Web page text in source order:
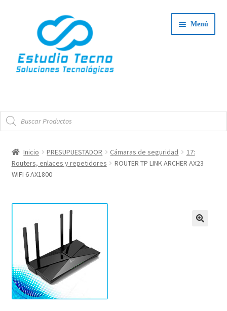
navegación
contenido
Menú
Tienda
menú
Servicio Técnico
Búsqueda
de
productos
Inicio PRESUPUESTADOR Cámaras de seguridad
17:
Routers, enlaces y repetidores
ROUTER TP LINK ARCHER AX23
WIFI 6 AX1800